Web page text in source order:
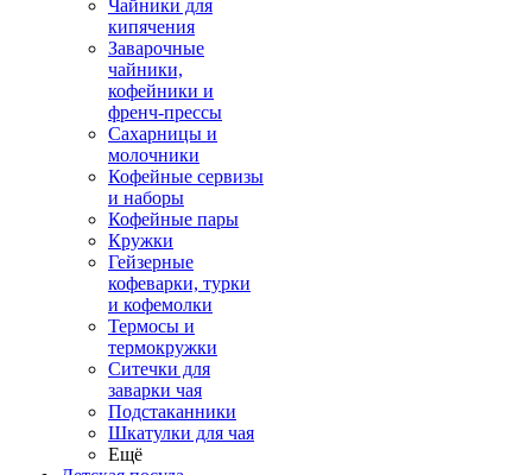
Чайники для
кипячения
Заварочные
чайники,
кофейники и
френч-прессы
Сахарницы и
молочники
Кофейные сервизы
и наборы
Кофейные пары
Кружки
Гейзерные
кофеварки, турки
и кофемолки
Термосы и
термокружки
Ситечки для
заварки чая
Подстаканники
Шкатулки для чая
Ещё